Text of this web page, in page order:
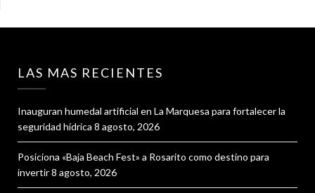
LAS MAS RECIENTES
Inauguran humedal artificial en La Marquesa para fortalecer la
seguridad hídrica 8 agosto, 2026
Posiciona «Baja Beach Fest» a Rosarito como destino para
invertir8 agosto, 2026